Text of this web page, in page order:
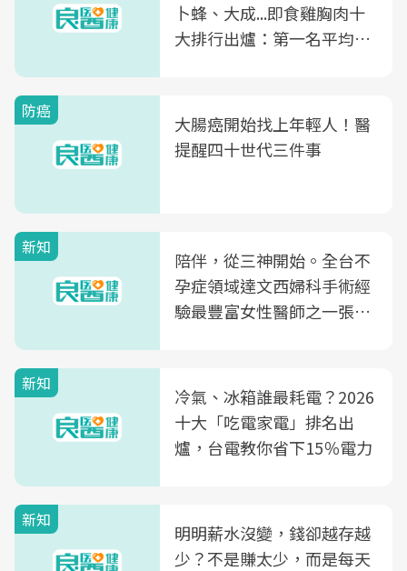
卜蜂、大成...即食雞胸肉十
大排行出爐：第一名平均一
防癌
大腸癌開始找上年輕人！醫
提醒四十世代三件事
新知
陪伴，從三神開始。全台不
孕症領域達文西婦科手術經
驗最豐富女性醫師之一張永
光田醫院建構360度女性健
康照護生態圈
新知
冷氣、冰箱誰最耗電？2026
十大「吃電家電」排名出
爐，台電教你省下15％電力
新知
明明薪水沒變，錢卻越存越
少？不是賺太少，而是每天